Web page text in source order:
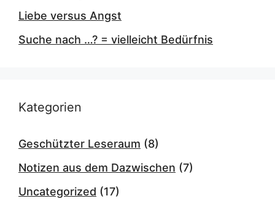
Liebe versus Angst
Suche nach …? = vielleicht Bedürfnis
Kategorien
Geschützter Leseraum (8)
Notizen aus dem Dazwischen (7)
Uncategorized (17)